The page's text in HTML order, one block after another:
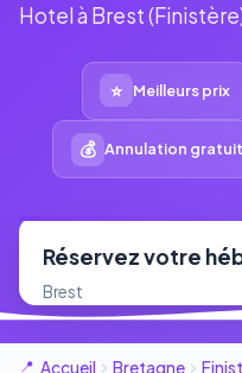
Hotel à Brest
⭐ Meilleurs prix
💰 Annulation
Réservez votre
Brest
Accueil Bretagne